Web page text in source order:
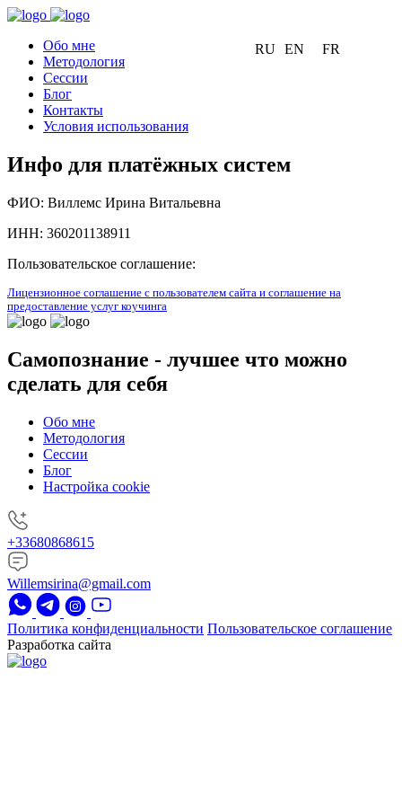
Обо мне
Методология
Сессии
Блог
Контакты
Условия использования
Инфо для платёжных систем
RU EN FR
ФИО: Виллемс Ирина Витальевна
ИНН: 360201138911
Пользовательское соглашение:
Лицензионное соглашение с пользователем сайта и соглашение на
предоставление услуг коучинга
Самопознание - лучшее что можно
сделать для себя
Обо мне
Методология
Сессии
Блог
Настройка cookie
+33680868615
Willemsirina@gmail.com
Политика конфиденциальности Пользовательское соглашение
Разработка сайта